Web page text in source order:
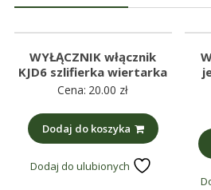
WYŁĄCZNIK włącznik
KJD6 szlifierka wiertarka
Cena: 20.00 zł
Dodaj do koszyka
Dodaj do ulubionych